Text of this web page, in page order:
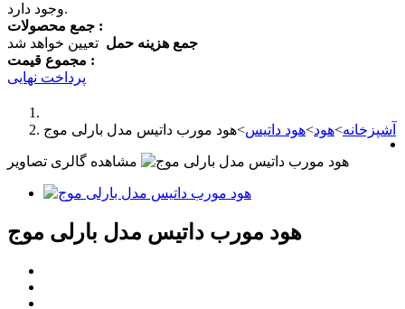
وجود دارد.
جمع محصولات :
جمع هزینه حمل تعیین خواهد شد
مجموع قیمت :
پرداخت نهایی
آشپزخانه>هود>هود داتیس>هود مورب داتیس مدل بارلی موج
مشاهده گالری تصاویر
هود مورب داتیس مدل بارلی موج